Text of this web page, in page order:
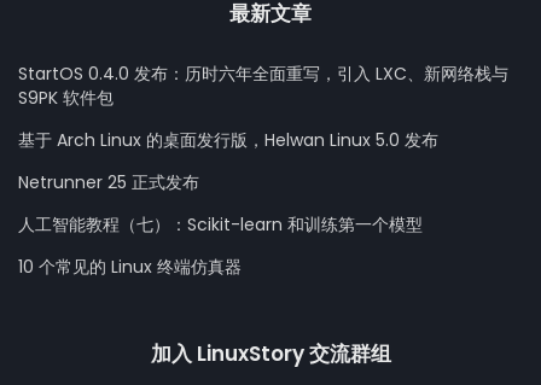
最新文章
StartOS 0.4.0 发布：历时六年全面重写，引入 LXC、新网络栈与
S9PK 软件包
基于 Arch Linux 的桌面发行版，Helwan Linux 5.0 发布
Netrunner 25 正式发布
人工智能教程（七）：Scikit-learn 和训练第一个模型
10 个常见的 Linux 终端仿真器
加入 LinuxStory 交流群组